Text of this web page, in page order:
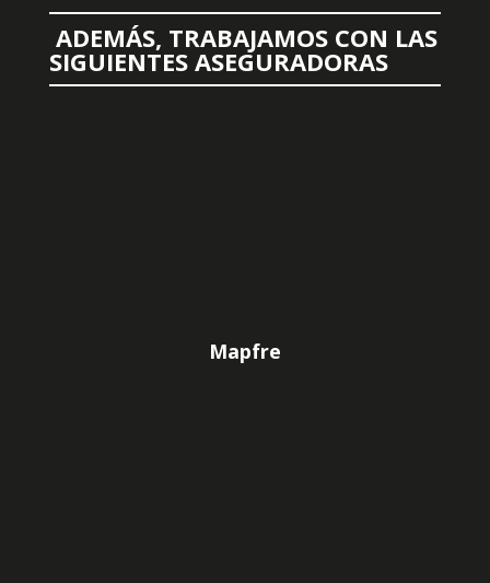
ADEMÁS, TRABAJAMOS CON LAS
SIGUIENTES ASEGURADORAS
Mapfre